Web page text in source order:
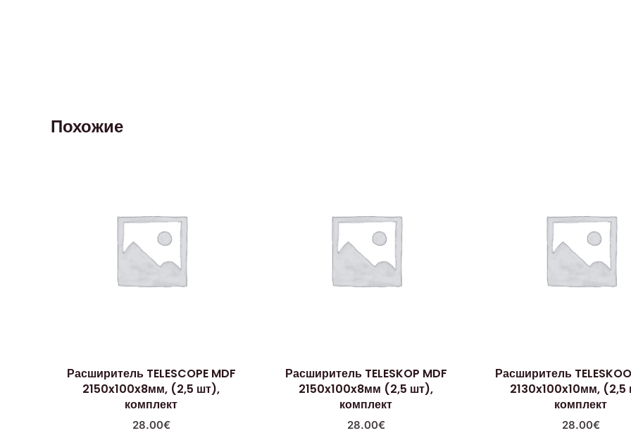
Похожие
Расширитель TELESCOPE MDF
2150x100x8мм, (2,5 шт),
комплект
28.00€
Расширитель TELESKOP MDF
2150x100x8мм (2,5 шт),
комплект
28.00€
Расширитель
2130x100x10мм, (2,5
комплект
28.00€